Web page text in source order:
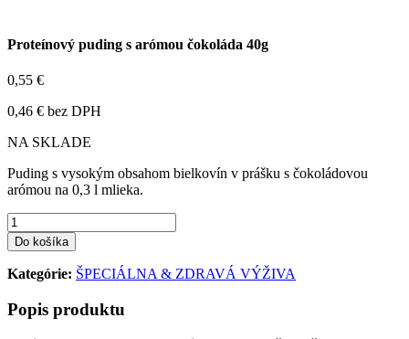
Proteínový puding s arómou čokoláda 40g
0,55 €
0,46 € bez DPH
NA SKLADE
Puding s vysokým obsahom bielkovín v prášku s čokoládovou
arómou na 0,3 l mlieka.
Do košíka
Kategórie: ŠPECIÁLNA & ZDRAVÁ VÝŽIVA
Popis produktu